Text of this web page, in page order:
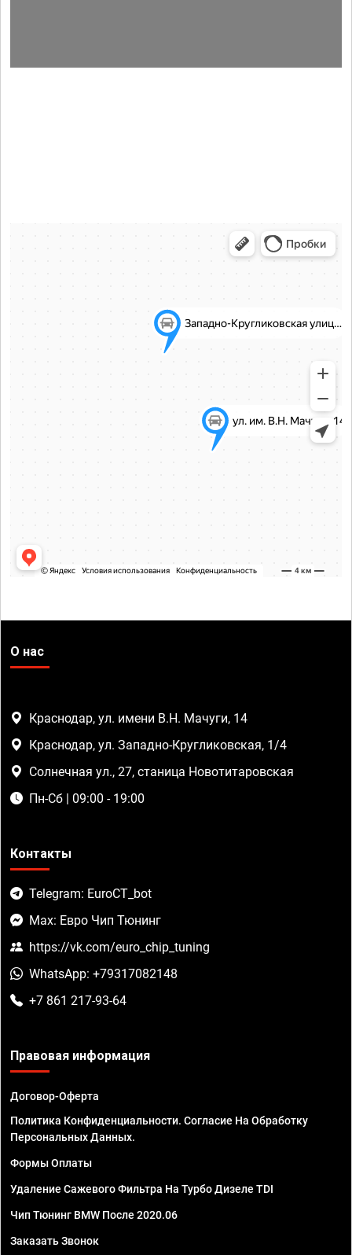
О нас
Краснодар, ул. имени В.Н. Мачуги, 14
Краснодар, ул. Западно-Кругликовская, 1/4
Солнечная ул., 27, станица Новотитаровская
Пн-Сб | 09:00 - 19:00
Контакты
Telegram: EuroCT_bot
Max: Евро Чип Тюнинг
https://vk.com/euro_chip_tuning
WhatsApp: +79317082148
+7 861 217-93-64
Правовая информация
Договор-Оферта
Политика Конфиденциальности. Согласие На Обработку
Персональных Данных.
Формы Оплаты
Удаление Сажевого Фильтра На Турбо Дизеле TDI
Чип Тюнинг BMW После 2020.06
Заказать Звонок